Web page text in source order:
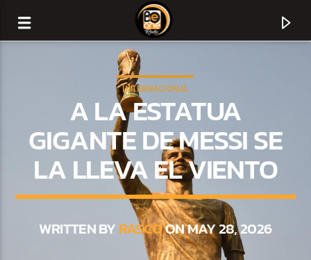
INTERNACIONAL
A LA ESTATUA
GIGANTE DE MESSI SE
LA LLEVA EL VIENTO
WRITTEN BYRASCOON MAY 28, 2026